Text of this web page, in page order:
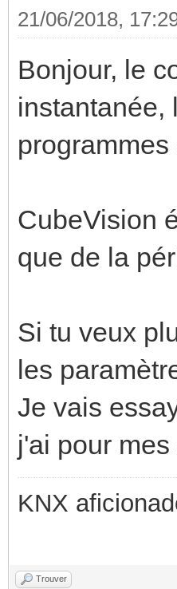
21/06/2018,
Bonjour, le
instantanée,
CubeVision
que de la
Si tu veux
les
Je vais
j'ai pour
KNX
Trouver